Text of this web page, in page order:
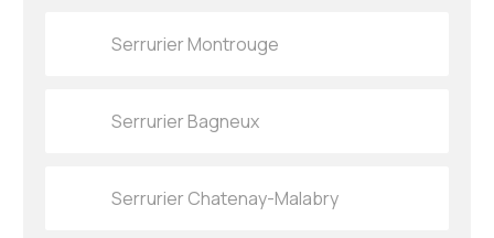
Serrurier Montrouge
Serrurier Bagneux
Serrurier Chatenay-Malabry